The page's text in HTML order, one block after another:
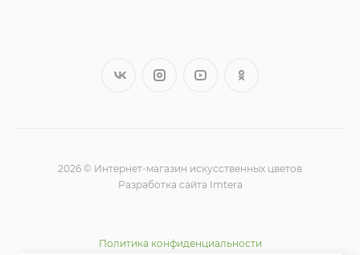
2026 © Интернет-магазин искусственных цветов
Разработка сайта Imtera
Политика конфиденциальности